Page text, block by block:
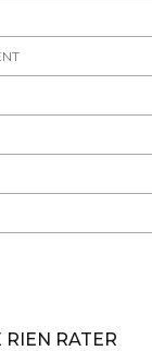
RIEN RATER